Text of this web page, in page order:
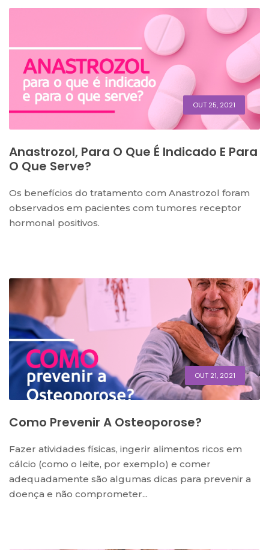
OUT 25, 2021
Anastrozol, Para O Que É Indicado E Para
O Que Serve?
Os benefícios do tratamento com Anastrozol foram
observados em pacientes com tumores receptor
hormonal positivos.
OUT 21, 2021
Como Prevenir A Osteoporose?
Fazer atividades físicas, ingerir alimentos ricos em
cálcio (como o leite, por exemplo) e comer
adequadamente são algumas dicas para prevenir a
doença e não comprometer...